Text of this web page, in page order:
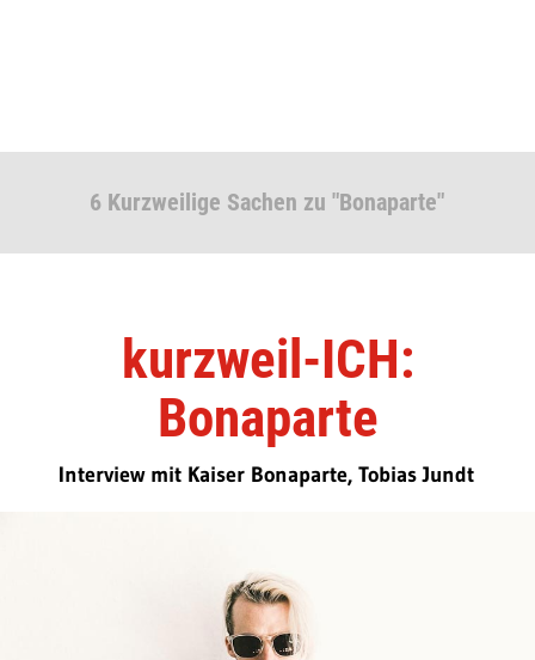
6 Kurzweilige Sachen zu "Bonaparte"
kurzweil-ICH:
Bonaparte
Interview mit Kaiser Bonaparte, Tobias Jundt